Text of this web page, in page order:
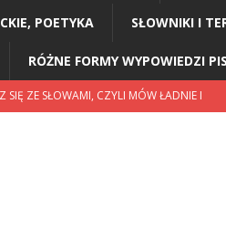
POETYKA SŁOWNIKI I
RÓŻNE FORMY WYPOWIEDZI
SIĘ ZE SŁOWAMI, CZYLI MÓW ŁADNIE I